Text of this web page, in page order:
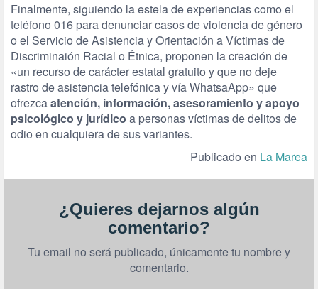
Finalmente, siguiendo la estela de experiencias como el
teléfono 016 para denunciar casos de violencia de género
o el Servicio de Asistencia y Orientación a Víctimas de
Discriminaión Racial o Étnica, proponen la creación de
«un recurso de carácter estatal gratuito y que no deje
rastro de asistencia telefónica y vía WhatsaApp» que
ofrezcaatención, información, asesoramiento y apoyo
psicológico y jurídico a personas víctimas de delitos de
odio en cualquiera de sus variantes.
Publicado en La Marea
¿Quieres dejarnos algún
comentario?
Tu email no será publicado, únicamente tu nombre y
comentario.